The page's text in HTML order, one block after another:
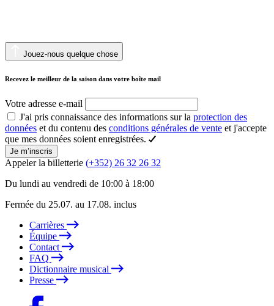
Jouez-nous quelque chose
Recevez le meilleur de la saison dans votre boîte mail
Votre adresse e-mail
J'ai pris connaissance des informations sur la protection des
données et du contenu des conditions générales de vente et j'accepte
que mes données soient enregistrées.
Je m’inscris
Appeler la billetterie (+352) 26 32 26 32
Du lundi au vendredi de 10:00 à 18:00
Fermée du 25.07. au 17.08. inclus
Carrières
Équipe
Contact
FAQ
Dictionnaire musical
Presse